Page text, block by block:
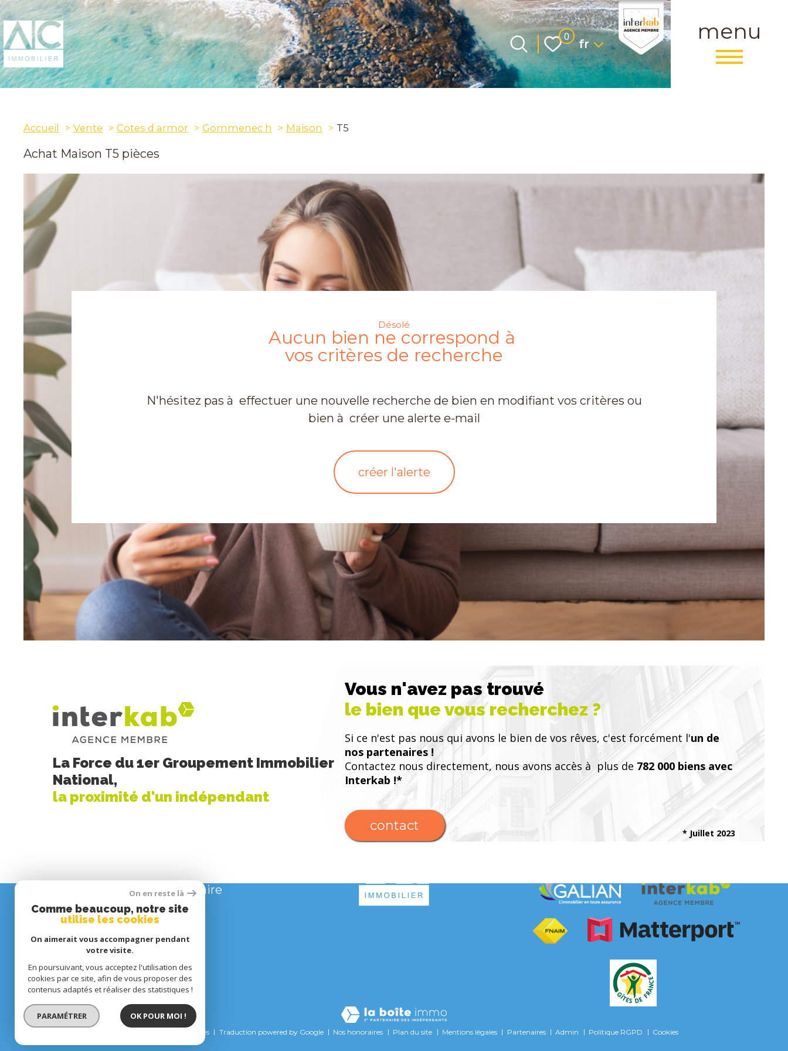
menu
0 Langue
fr
Accueil Vente Cotes d armor Gommenec h Maison T5
Achat Maison T5 pièces
Désolé
Aucun bien ne correspond à
vos critères de recherche
N'hésitez pas à effectuer une nouvelle recherche de bien en modifiant vos critères ou
bien à créer une alerte e-mail
créer l'alerte
La Force du 1er Groupement Immobilier
National,
la proximité d'un indépendant
Vous n'avez pas trouvé
le bien que vous recherchez ?
Si ce n'est pas nous qui avons le bien de vos rêves, c'est forcément l'un de
nos partenaires !
Contactez nous directement, nous avons accès à plus de 782 000 biens avec
Interkab !*
contact * Juillet 2023
espace propriétaire
Tous droits réservés Traduction powered by Google Nos honoraires Plan du site Mentions légales Partenaires Admin Politique RGPD Cookies
On en reste là
Comme beaucoup, notre site
utilise les cookies
On aimerait vous accompagner pendant
votre visite.
En poursuivant, vous acceptez l'utilisation des
cookies par ce site, afin de vous proposer des
contenus adaptés et réaliser des statistiques !
PARAMÉTRER OK POUR MOI !